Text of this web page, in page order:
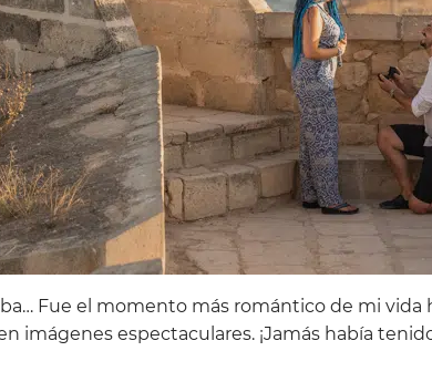
Fue el momento más romántico de mi vida
imágenes espectaculares. ¡Jamás había